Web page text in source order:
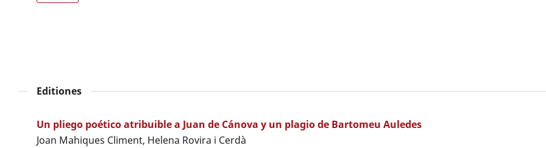
Editiones
Un pliego poético atribuible a Juan de Cánova y un plagio de Bartomeu Auledes
Joan Mahiques Climent, Helena Rovira i Cerdà